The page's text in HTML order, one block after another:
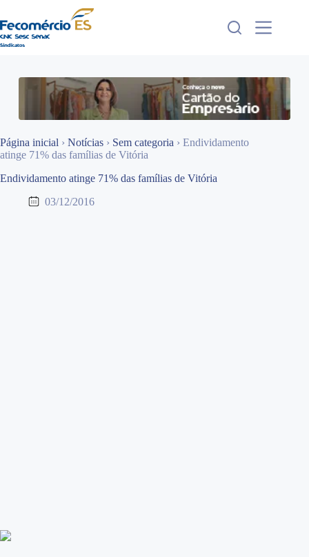
para
o
conteúdo
Página inicial › Notícias › Sem categoria › Endividamento
atinge 71% das famílias de Vitória
Endividamento atinge 71% das famílias de Vitória
03/12/2016